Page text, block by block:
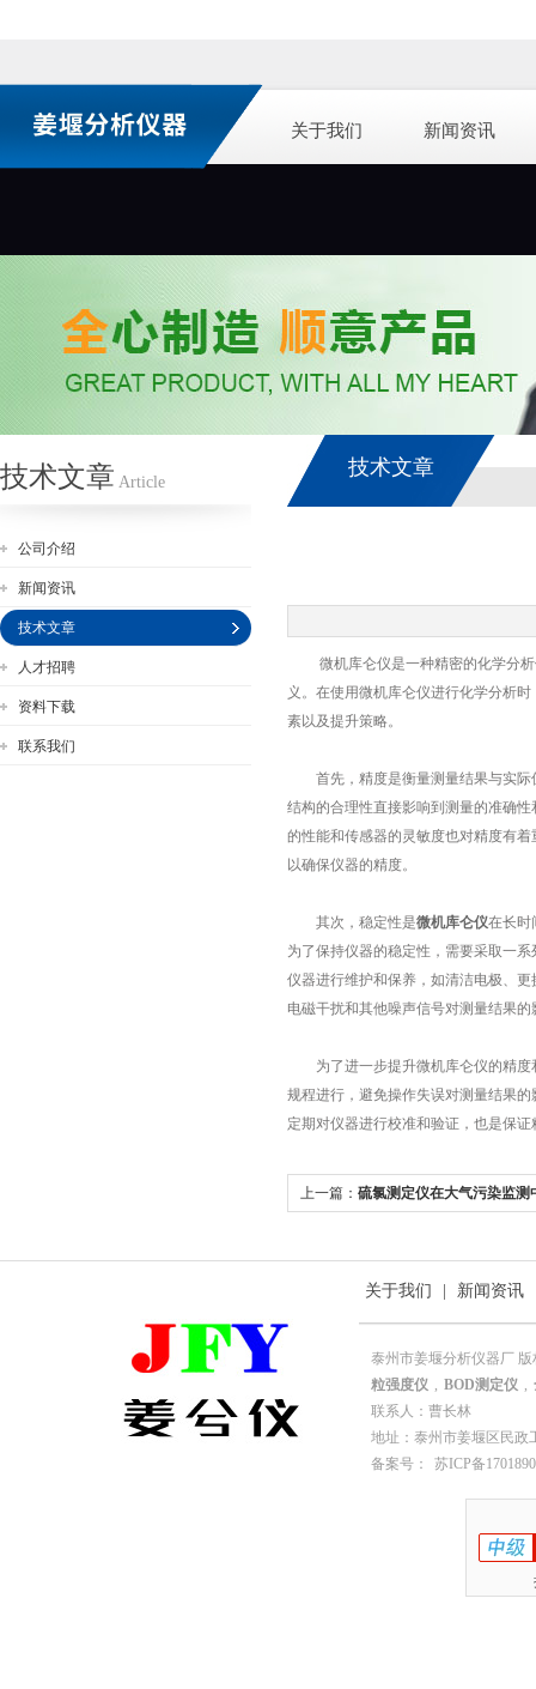
关于我们 新闻资讯
技术文章 Article
公司介绍
新闻资讯
技术文章
人才招聘
资料下载
联系我们
技术文章
微机库仑仪是一种精密的化学分析
义。在使用微机库仑仪进行化学分析
素以及提升策略。
首先，精度是衡量测量结果与实际
结构的合理性直接影响到测量的准确
的性能和传感器的灵敏度也对精度有
以确保仪器的精度。
其次，稳定性是微机库仑仪在长时
为了保持仪器的稳定性，需要采取一
仪器进行维护和保养，如清洁电极、
电磁干扰和其他噪声信号对测量结果的
为了进一步提升微机库仑仪的精度
规程进行，避免操作失误对测量结果
定期对仪器进行校准和验证，也是保
上一篇： 硫氯测定仪在大气污染监测
关于我们 新闻资讯
泰州市姜堰分析仪器厂
粒强度仪 , BOD测定仪 ,
联系人：曹长林
地址：泰州市姜堰区民政
备案号：
苏ICP备